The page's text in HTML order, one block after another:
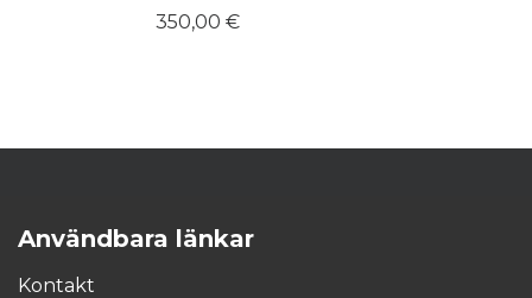
350,00 €
Användbara länkar
Kontakt